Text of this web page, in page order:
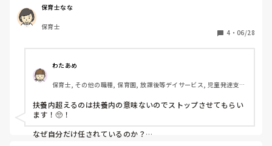
他の扶養内で働いている人は、リーダーや週案などは任され
ていません。
扶養内で働くと割り切って休んでいいものか、、
保育士なな
保育士
4 ・ 06/28
わたあめ
保育士, その他の職種, 保育園, 放課後等デイサービス, 児童発達支援
扶養内超えるのは扶養内の意味ないのでストップさせてもらい
ます！🥺！
なぜ自分だけ任されているのか？